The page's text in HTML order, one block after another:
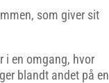
som giver sit
i en omgang, hvor
blandt andet på en